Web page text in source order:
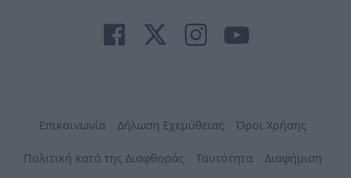
Επικοινωνία Δήλωση Εχεμύθειας Όροι Χρήσης
Πολιτική κατά της Διαφθοράς Ταυτότητα Διαφήμιση